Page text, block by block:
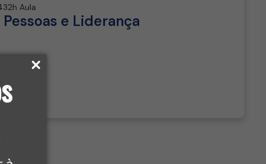
Aula
e Liderança